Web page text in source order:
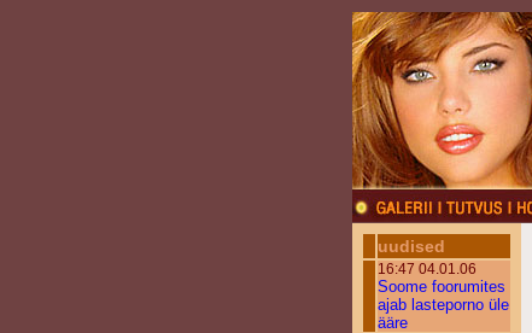
uudised
16:47 04.01.06
Soome foorumites
ajab lasteporno üle
ääre